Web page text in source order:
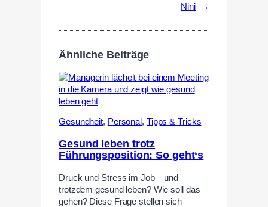
Nini
→
Ähnliche Beiträge
Gesundheit, Personal, Tipps & Tricks
Gesund leben trotz
Führungsposition: So geht‘s
Druck und Stress im Job – und
trotzdem gesund leben? Wie soll das
gehen? Diese Frage stellen sich